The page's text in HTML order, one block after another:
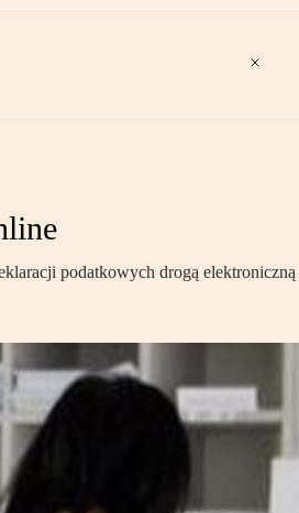
podatkowych drogą elektroniczną